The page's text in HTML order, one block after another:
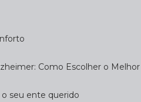
Como Escolher o Melhor
o seu ente querido